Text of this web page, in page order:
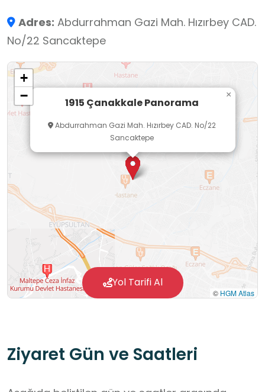
ilişkilendirmelerini desteklemekte, böylece
program kapsamındaki öğrenme hedeflerine
katkı sağlamaktadır.
Adres: Abdurrahman Gazi Mah. Hızırbey CAD.
No/22 Sancaktepe
1915 Çanakkale Panorama
Abdurrahman Gazi Mah. Hızırbey CAD. No/22
Sancaktepe
×
+
−
© HGM Atlas
Yol Tarifi Al
Ziyaret Gün ve Saatleri